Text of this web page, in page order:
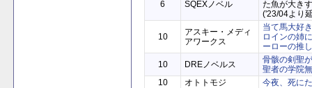
6 SQEXノベル
た魚が大き
('23/04より
10
アスキー・メディ
アワークス
当て馬大好
ロインの姉
ーローの推
10
DREノベルス
骨骸の剣聖
聖者の学院
10
オトトモジ 今夜、死に